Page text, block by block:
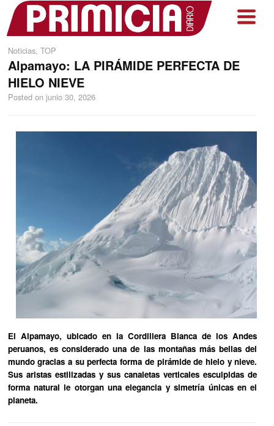
Noticias, TOP
Alpamayo: LA PIRÁMIDE PERFECTA DE
HIELO NIEVE
Posted on junio 30, 2026
El Alpamayo, ubicado en la Cordillera Blanca de los Andes
peruanos, es considerado una de las montañas más bellas del
mundo gracias a su perfecta forma de pirámide de hielo y nieve.
Sus aristas estilizadas y sus canaletas verticales esculpidas de
forma natural le otorgan una elegancia y simetría únicas en el
planeta.